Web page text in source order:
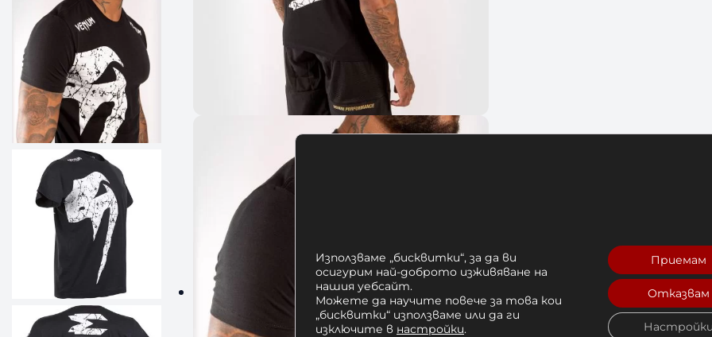
Използваме „бисквитки“, за да ви
осигурим най-доброто изживяване на
нашия уебсайт.
Можете да научите повече за това кои
„бисквитки“ използваме или да ги
изключите в настройки.
Приемам
Отказвам